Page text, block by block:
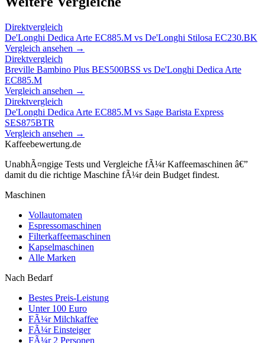
Direktvergleich
De'Longhi Dedica Arte EC885.M vs De'Longhi Stilosa EC230.BK
Vergleich ansehen →
Direktvergleich
Breville Bambino Plus BES500BSS vs De'Longhi Dedica Arte
EC885.M
Vergleich ansehen →
Direktvergleich
De'Longhi Dedica Arte EC885.M vs Sage Barista Express
SES875BTR
Vergleich ansehen →
Kaffeebewertung.de
UnabhÃ¤ngige Tests und Vergleiche fÃ¼r Kaffeemaschinen â€”
damit du die richtige Maschine fÃ¼r dein Budget findest.
Maschinen
Vollautomaten
Espressomaschinen
Filterkaffeemaschinen
Kapselmaschinen
Alle Marken
Nach Bedarf
Bestes Preis-Leistung
Unter 100 Euro
FÃ¼r Milchkaffee
FÃ¼r Einsteiger
FÃ¼r 2 Personen